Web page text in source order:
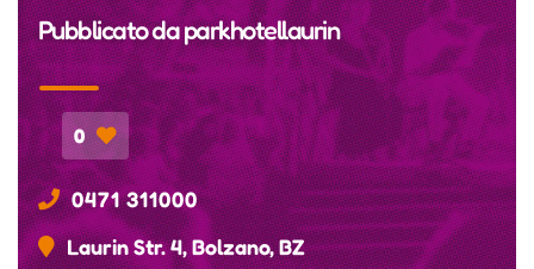
Pubblicato daparkhotellaurin
0
0471 311000
Laurin Str. 4, Bolzano, BZ